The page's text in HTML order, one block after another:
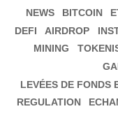
NEWS BITCOIN
DEFI
AIRDROP
MINING
LEVÉES DE FONDS
REGULATION